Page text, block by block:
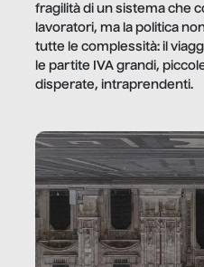
fragilità di un sistema che
lavoratori, ma la politica
tutte le complessità: il
le partite IVA grandi,
disperate, intraprendenti.